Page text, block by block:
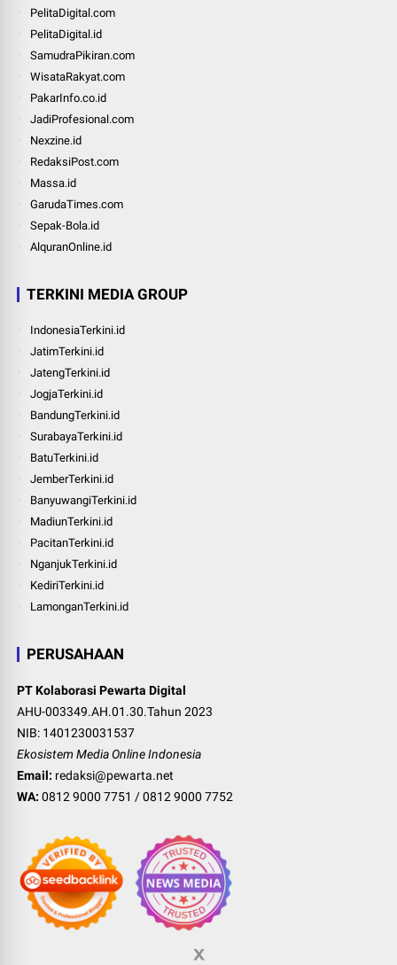
PelitaDigital.com
PelitaDigital.id
SamudraPikiran.com
WisataRakyat.com
PakarInfo.co.id
JadiProfesional.com
Nexzine.id
RedaksiPost.com
Massa.id
GarudaTimes.com
Sepak-Bola.id
AlquranOnline.id
TERKINI MEDIA GROUP
IndonesiaTerkini.id
JatimTerkini.id
JatengTerkini.id
JogjaTerkini.id
BandungTerkini.id
SurabayaTerkini.id
BatuTerkini.id
JemberTerkini.id
BanyuwangiTerkini.id
MadiunTerkini.id
PacitanTerkini.id
NganjukTerkini.id
KediriTerkini.id
LamonganTerkini.id
PERUSAHAAN
PT Kolaborasi Pewarta Digital
AHU-003349.AH.01.30.Tahun 2023
NIB: 1401230031537
Ekosistem Media Online Indonesia
Email: redaksi@pewarta.net
WA: 0812 9000 7751 /0812 9000 7752